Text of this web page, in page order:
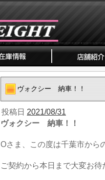
ヴォクシー 納車！！
投稿日 2021/08/31
ヴォクシー 納車！！
Oさま、この度は千葉市から
ご契約から本日まで大変お